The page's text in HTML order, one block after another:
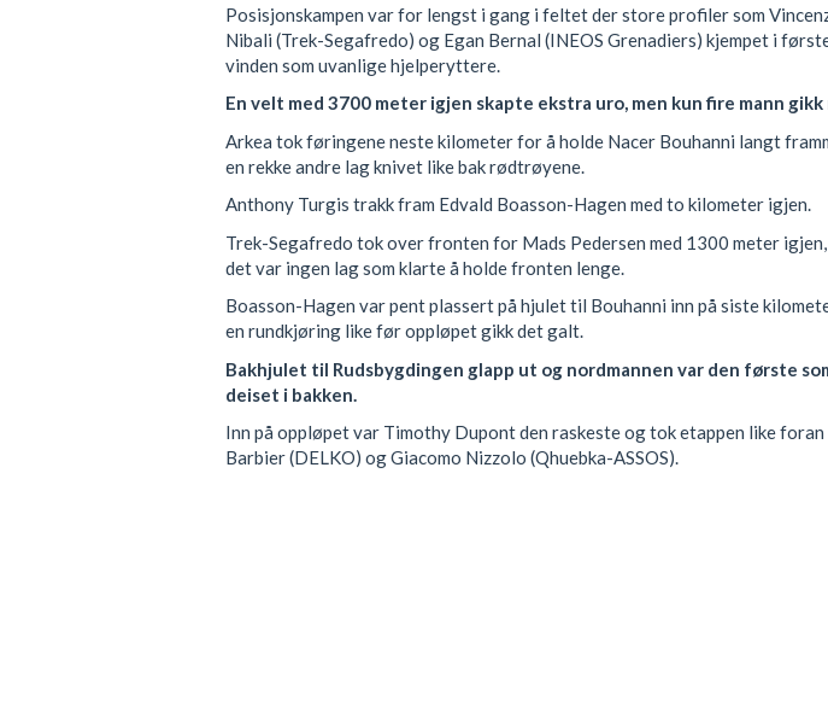
Posisjonskampen var for lengst i gang i feltet der store profiler som
Nibali (Trek-Segafredo) og Egan Bernal (INEOS Grenadiers) kjempet i
vinden som uvanlige hjelperyttere.
En velt med 3700 meter igjen skapte ekstra uro, men kun fire mann gikk
Arkea tok føringene neste kilometer for å holde Nacer Bouhanni langt
en rekke andre lag knivet like bak rødtrøyene.
Anthony Turgis trakk fram Edvald Boasson-Hagen med to kilometer igjen.
Trek-Segafredo tok over fronten for Mads Pedersen med 1300 meter igjen,
det var ingen lag som klarte å holde fronten lenge.
Boasson-Hagen var pent plassert på hjulet til Bouhanni inn på siste
en rundkjøring like før oppløpet gikk det galt.
Bakhjulet til Rudsbygdingen glapp ut og nordmannen var den første
deiset i bakken.
Inn på oppløpet var Timothy Dupont den raskeste og tok etappen like
Barbier (DELKO) og Giacomo Nizzolo (Qhuebka-ASSOS).